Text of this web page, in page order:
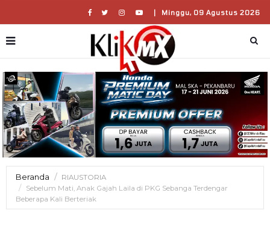
| Minggu, 09 Agustus 2026
Beranda
RIAUSTORIA
Sebelum Mati, Anak Gajah Laila di PKG Sebanga Terdengar
Beberapa Kali Berteriak